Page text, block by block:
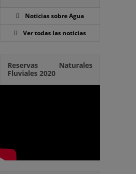
Noticias sobre Agua
Ver todas las noticias
Reservas Naturales
Fluviales 2020